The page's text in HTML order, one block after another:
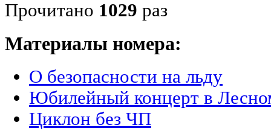
Прочитано 1029 раз
Материалы номера:
О безопасности на льду
Юбилейный концерт в
Циклон без ЧП